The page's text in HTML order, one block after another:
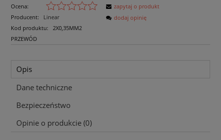
Ocena:
Producent:
Linear
Kod produktu:
2X0,35MM2
PRZEWÓD
zapytaj o produkt
dodaj opinię
Opis
Dane techniczne
Bezpieczeństwo
Opinie o produkcie (0)